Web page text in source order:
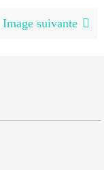
Image suivante